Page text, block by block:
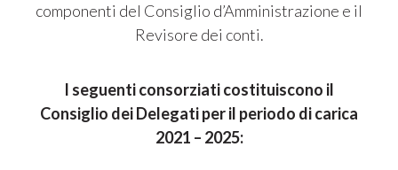
componenti del Consiglio d’Amministrazione e il
Revisore dei conti.
I seguenti consorziati costituiscono il
Consiglio dei Delegati per il periodo di carica
2021 – 2025: